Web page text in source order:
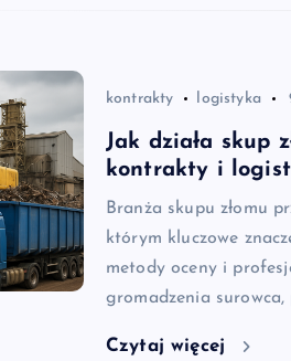
kontrakty logistyka
Jak działa skup
kontrakty i
Branża skupu złomu
którym kluczowe
metody oceny i
gromadzenia
Czytaj więcej